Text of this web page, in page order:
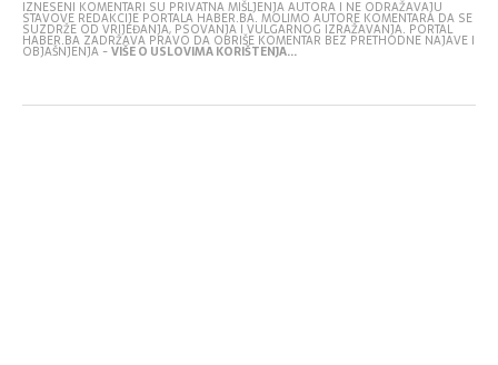
IZNESENI KOMENTARI SU PRIVATNA MIŠLJENJA AUTORA I NE ODRAŽAVAJU
STAVOVE REDAKCIJE PORTALA HABER.BA. MOLIMO AUTORE KOMENTARA DA SE
SUZDRŽE OD VRIJEĐANJA, PSOVANJA I VULGARNOG IZRAŽAVANJA. PORTAL
HABER.BA ZADRŽAVA PRAVO DA OBRIŠE KOMENTAR BEZ PRETHODNE NAJAVE I
OBJAŠNJENJA -VIŠE O USLOVIMA KORIŠTENJA...